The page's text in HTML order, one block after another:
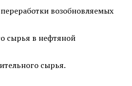
возобновляемых
сырья в нефтяной
сырья.